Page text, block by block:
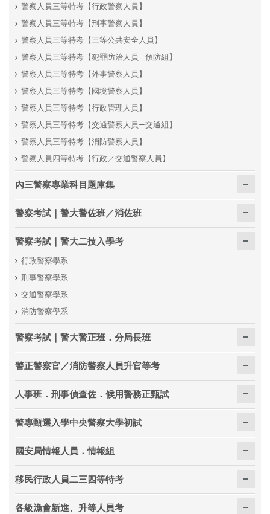
警察人員三等特考【行政警察人員】
警察人員三等特考【刑事警察人員】
警察人員三等特考【三等公共安全人員】
警察人員三等特考【犯罪防治人員—預防組】
警察人員三等特考【外事警察人員】
警察人員三等特考【國境警察人員】
警察人員三等特考【行政管理人員】
警察人員三等特考【交通警察人員—交通組】
警察人員三等特考【消防警察人員】
警察人員四等特考【行政／交通警察人員】
內三警察專業科目題庫集
警察考試｜警大警佐班／消佐班
警察考試｜警大二技入學考
行政警察學系
刑事警察學系
交通警察學系
消防警察學系
警察考試｜警大警正班．分局長班
警正警察官／消防警察人員升官等考
人事班．刑事偵查佐．候用警務正甄試
警專甄選入學中央警察大學初試
國安局情報人員．情報組
移民行政人員二三四等特考
各級漁會新進、升等人員考